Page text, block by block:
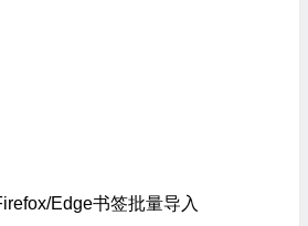
Edge书签批量导入